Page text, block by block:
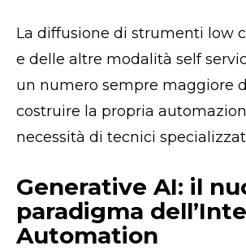
La diffusione di strumenti low
e delle altre modalità self
un numero sempre maggiore
costruire la propria
necessità di tecnici
Generative AI: il
paradigma
Automation